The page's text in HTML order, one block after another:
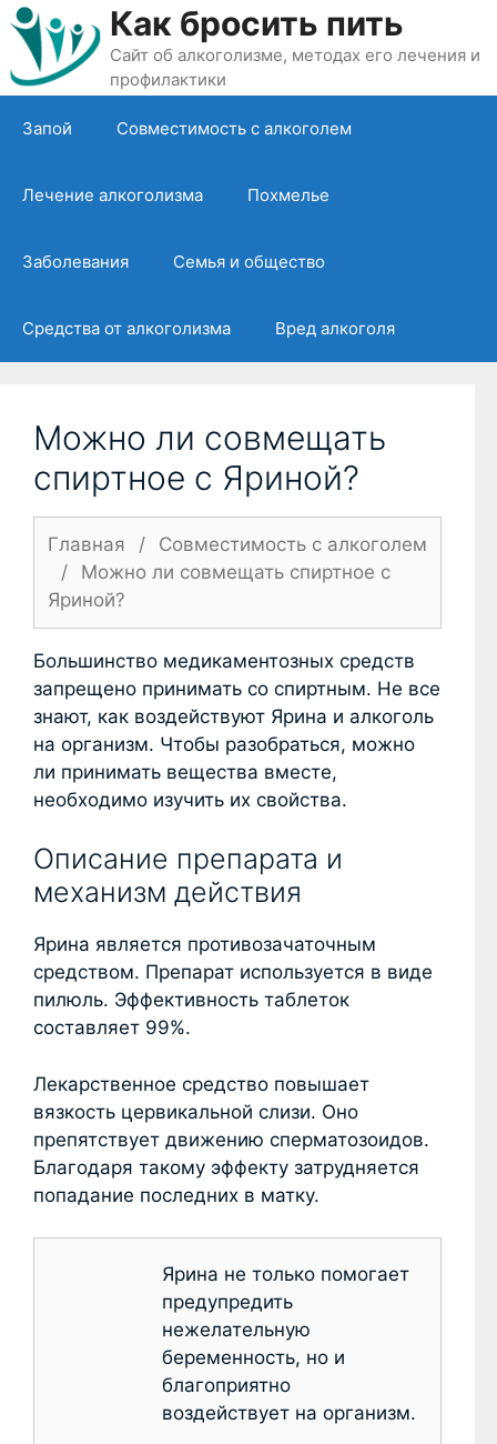
Перейти
содержимому
Как бросить пить
Сайт об алкоголизме, методах его лечения и
профилактики
Запой Совместимость с алкоголем
Лечение алкоголизма Похмелье
Заболевания Семья и общество
Средства от алкоголизма Вред алкоголя
Можно ли совмещать
спиртное с Яриной?
Главная /
Совместимость с алкоголем
/
Можно ли совмещать спиртное с
Яриной?
Большинство медикаментозных средств
запрещено принимать со спиртным. Не все
знают, как воздействуют Ярина и алкоголь
на организм. Чтобы разобраться, можно
ли принимать вещества вместе,
необходимо изучить их свойства.
Описание препарата и
механизм действия
Ярина является противозачаточным
средством. Препарат используется в виде
пилюль. Эффективность таблеток
составляет 99%.
Лекарственное средство повышает
вязкость цервикальной слизи. Оно
препятствует движению сперматозоидов.
Благодаря такому эффекту затрудняется
попадание последних в матку.
Ярина не только помогает
предупредить
нежелательную
беременность, но и
благоприятно
воздействует на организм.